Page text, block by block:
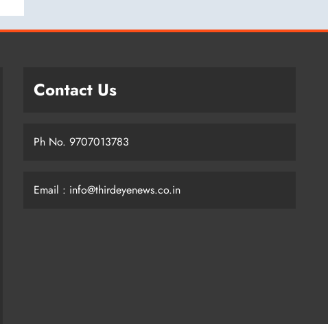
Contact Us
Ph No. 9707013783
Email : info@thirdeyenews.co.in